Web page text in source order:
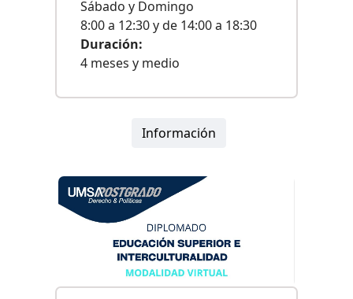
Sábado y Domingo
8:00 a 12:30 y de 14:00 a 18:30
Duración:
4 meses y medio
Información